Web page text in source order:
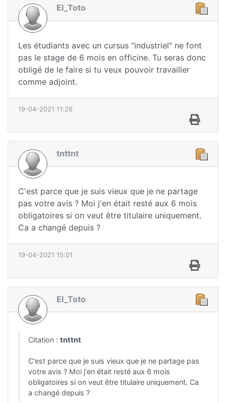
El_Toto
Les étudiants avec un cursus "industriel" ne font
pas le stage de 6 mois en officine. Tu seras donc
obligé de le faire si tu veux pouvoir travailler
comme adjoint.
19-04-2021 11:26
tnttnt
C'est parce que je suis vieux que je ne partage
pas votre avis ? Moi j'en était resté aux 6 mois
obligatoires si on veut être titulaire uniquement.
Ca a changé depuis ?
19-04-2021 15:01
El_Toto
Citation : tnttnt
C'est parce que je suis vieux que je ne partage pas
votre avis ? Moi j'en était resté aux 6 mois
obligatoires si on veut être titulaire uniquement. Ca
a changé depuis ?